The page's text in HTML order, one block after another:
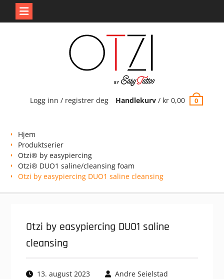
Logg inn / registrer deg Handlekurv / kr 0,00 0
Hjem
Produktserier
Otzi® by easypiercing
Otzi® DUO1 saline/cleansing foam
Otzi by easypiercing DUO1 saline cleansing
Otzi by easypiercing DUO1 saline
cleansing
13. august 2023 Andre Seielstad